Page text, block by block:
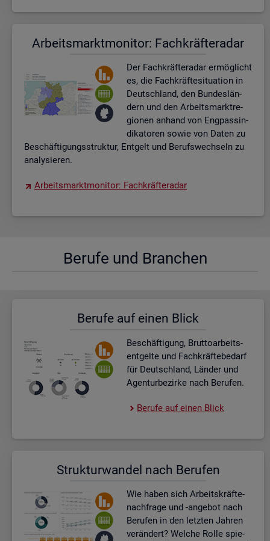
Ar­beits­markt­mo­ni­tor: Fach­kräf­te­ra­dar
Der Fach­kräf­te­ra­dar er­mög­licht
es, die Fach­kräf­te­si­tua­ti­on in
Deutsch­land, den Bun­des­län­
dern und den Ar­beits­markt­re­
gio­nen an­hand von Eng­pas­sin­
di­ka­to­ren sowie von Daten zu
Be­schäf­ti­gungs­struk­tur, Ent­gelt und Be­rufs­wech­seln zu
ana­ly­sie­ren.
Ar­beits­markt­mo­ni­tor: Fach­kräf­te­ra­dar
Be­ru­fe und Bran­chen
Be­ru­fe auf einen Blick
Be­schäf­ti­gung, Brut­to­ar­beits­
ent­gel­te und Fach­kräf­te­be­darf
für Deutsch­land, Län­der und
Agen­tur­be­zir­ke nach Be­ru­fen.
Be­ru­fe auf einen Blick
Struk­tur­wan­del nach Be­ru­fen
Wie haben sich Ar­beits­kräf­te­
nach­fra­ge und -an­ge­bot nach
Be­ru­fen in den letz­ten Jah­ren
ver­än­dert? Wel­che Rolle spie­